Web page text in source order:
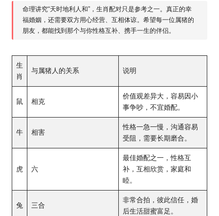
命理讲究“天时地利人和”，生肖配对只是参考之一。真正的幸
福婚姻，还需要双方用心经营、互相体谅。希望每一位属猪的
朋友，都能找到那个与你性格互补、携手一生的伴侣。
生
肖
与属猪人的关系 说明
鼠 相克
价值观差异大，容易因小
事争吵，不宜婚配。
牛 相害
性格一急一慢，沟通容易
受阻，需要长期磨合。
虎 六
最佳婚配之一，性格互
补，互相欣赏，家庭和
睦。
兔 三合
非常合拍，彼此信任，婚
后生活甜蜜富足。